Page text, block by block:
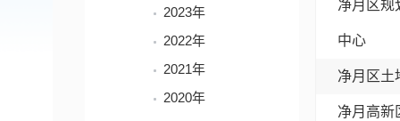
2023年
2022年
2021年
2020年
净月区规
中心
净月区土
净月高新